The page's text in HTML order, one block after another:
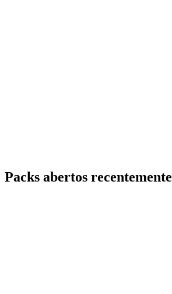
Packs abertos recentemente